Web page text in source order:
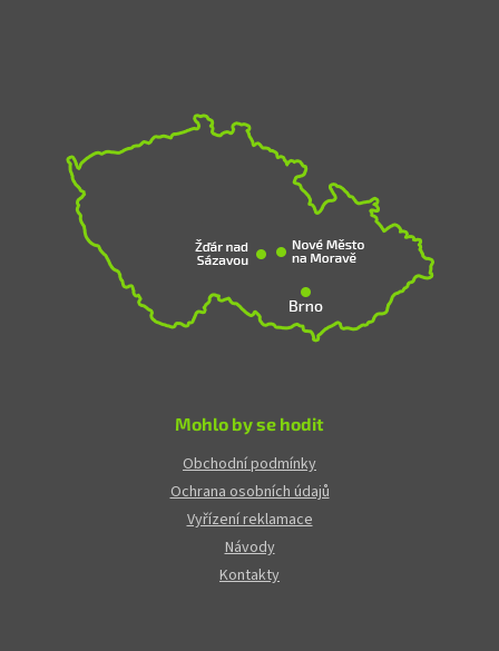
Mohlo by se hodit
Obchodní podmínky
Ochrana osobních údajů
Vyřízení reklamace
Návody
Kontakty